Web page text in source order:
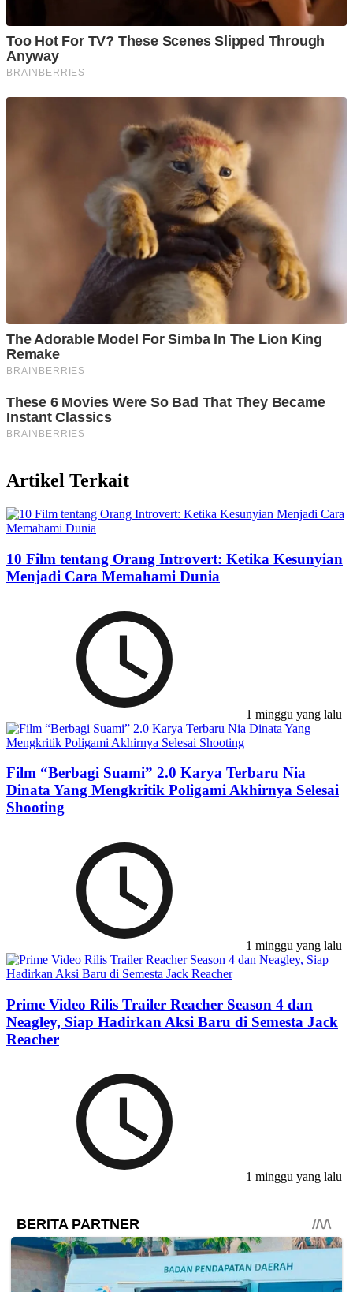
Artikel Terkait
10 Film tentang Orang Introvert: Ketika Kesunyian
Menjadi Cara Memahami Dunia
1 minggu yang lalu
Film “Berbagi Suami” 2.0 Karya Terbaru Nia
Dinata Yang Mengkritik Poligami Akhirnya Selesai
Shooting
1 minggu yang lalu
Prime Video Rilis Trailer Reacher Season 4 dan
Neagley, Siap Hadirkan Aksi Baru di Semesta Jack
Reacher
1 minggu yang lalu